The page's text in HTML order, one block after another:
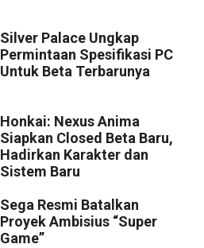
Silver Palace Ungkap
Permintaan Spesifikasi PC
Untuk Beta Terbarunya
Honkai: Nexus Anima
Siapkan Closed Beta Baru,
Hadirkan Karakter dan
Sistem Baru
Sega Resmi Batalkan
Proyek Ambisius “Super
Game”